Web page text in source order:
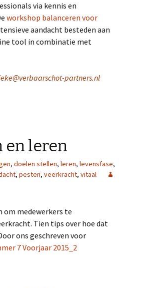
via kennis en
workshop balanceren voor
aandacht besteden aan
tool in combinatie met
partners.nl
en leren
, doelen stellen, leren, levensfase,
, pesten, veerkracht, vitaal
om medewerkers te
Tien tips over hoe dat
ons geschreven voor
7 Voorjaar 2015_2